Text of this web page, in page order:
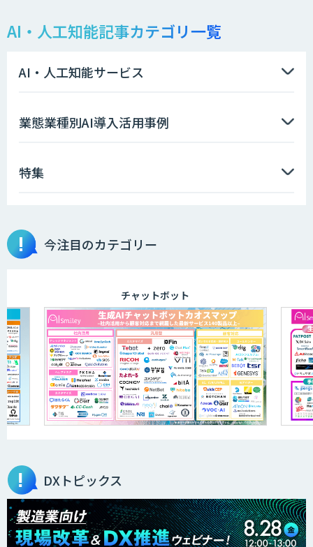
AI・人工知能記事カテゴリ一覧
AI・人工知能サービス
業態業種別AI導入活用事例
特集
今注目のカテゴリー
チャットボット
DXトピックス